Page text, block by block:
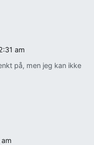
am
på, men jeg kan ikke